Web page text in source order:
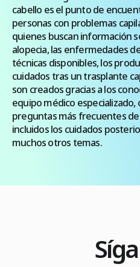
cabello es el punto de
personas con problemas
quienes buscan información
alopecia, las enfermedades
técnicas disponibles, los
cuidados tras un trasplante
son creados gracias a los
equipo médico
preguntas más frecuentes
incluidos los cuidados
muchos otros temas.